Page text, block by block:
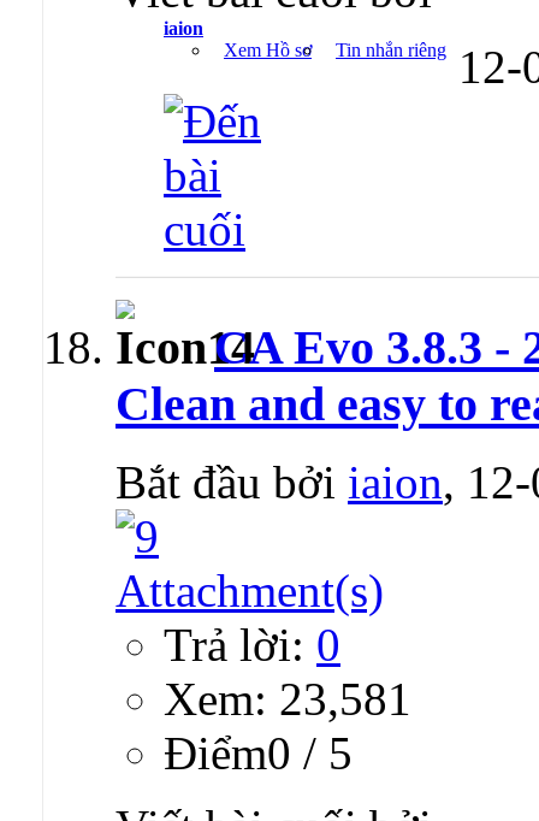
iaion
Xem Hồ sơ
Tin nhắn riêng
CA Evo 3.8.3 -
Clean and easy to
Bắt đầu bởi iaion,
Trả lời: 0
Xem: 23,581
Ðiểm0 / 5